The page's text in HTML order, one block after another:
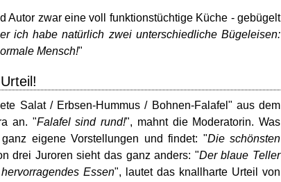
Autor zwar eine voll funktionstüchtige Küche - gebügelt
ich habe natürlich zwei unterschiedliche Bügeleisen:
Mensch!"
Salat / Erbsen-Hummus / Bohnen-Falafel" aus dem
an. "Falafel sind rund!", mahnt die Moderatorin. Was
eigene Vorstellungen und findet: "Die schönsten
drei Juroren sieht das ganz anders: "Der blaue Teller
Essen", lautet das knallharte Urteil von